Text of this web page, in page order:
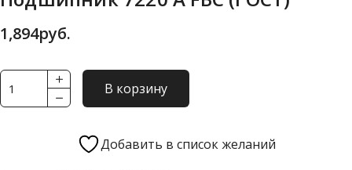
1,894руб.
Количество
товара
В корзину
Добавить в список желаний